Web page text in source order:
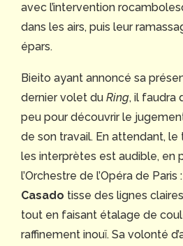
avec l’intervention
dans les airs, puis leur
épars.
Bieito ayant annoncé sa
dernier volet du Ring, il faudra
peu pour découvrir le
de son travail. En attendant,
les interprètes est audible, en
l’Orchestre de l’Opéra de Paris :
Casado tisse des lignes
tout en faisant étalage de
raffinement inouï. Sa volonté